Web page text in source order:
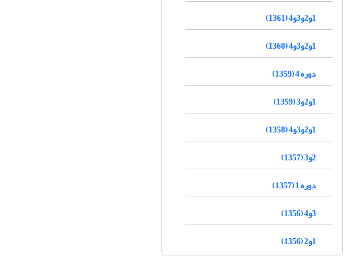
1و2و3و4 (1361)
1و2و3و4 (1360)
دوره 4 (1359)
1و2و3 (1359)
1و2و3و4 (1358)
2و3 (1357)
دوره 1 (1357)
3و4 (1356)
1و2 (1356)